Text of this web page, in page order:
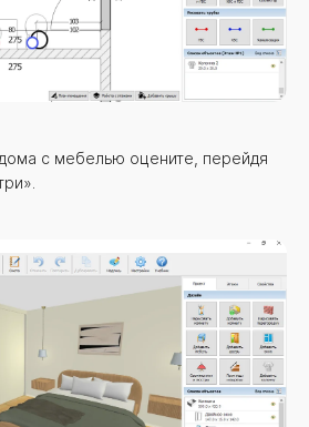
с мебелью оцените, перейдя